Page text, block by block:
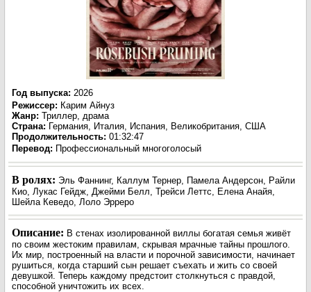
Год выпуска: 2026
Режиссер: Карим Айнуз
Жанр: Триллер, драма
Страна: Германия, Италия, Испания, Великобритания, США
Продолжительность: 01:32:47
Перевод: Профессиональный многоголосый
В ролях: Эль Фаннинг, Каллум Тернер, Памела Андерсон, Райли
Кио, Лукас Гейдж, Джейми Белл, Трейси Леттс, Елена Анайя,
Шейла Кеведо, Лоло Эрреро
Описание: В стенах изолированной виллы богатая семья живёт
по своим жестоким правилам, скрывая мрачные тайны прошлого.
Их мир, построенный на власти и порочной зависимости, начинает
рушиться, когда старший сын решает съехать и жить со своей
девушкой. Теперь каждому предстоит столкнуться с правдой,
способной уничтожить их всех.